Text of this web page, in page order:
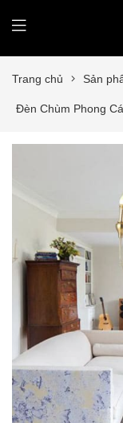
Trang chủ Sản
Đèn Chùm Phong